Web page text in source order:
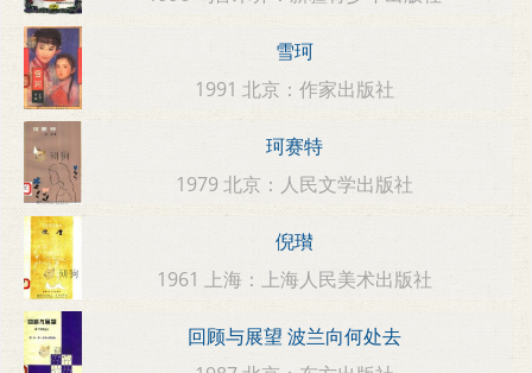
雪珂
1991 北京：作家出版社
珂赛特
1979 北京：人民文学出版社
倪瓉
1961 上海：上海人民美术出版社
回顾与展望 波兰向何处去